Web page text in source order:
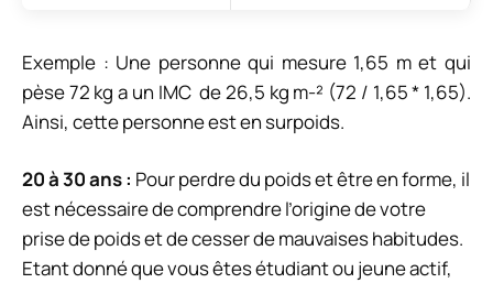
Exemple : Une personne qui mesure 1,65 m et qui
pèse 72 kg a un IMC de 26,5 kg m-² (72 / 1,65 * 1,65).
Ainsi, cette personne est en surpoids.
20 à 30 ans : Pour perdre du poids et être en forme, il
est nécessaire de comprendre l’origine de votre
prise de poids et de cesser de mauvaises habitudes.
Etant donné que vous êtes étudiant ou jeune actif,